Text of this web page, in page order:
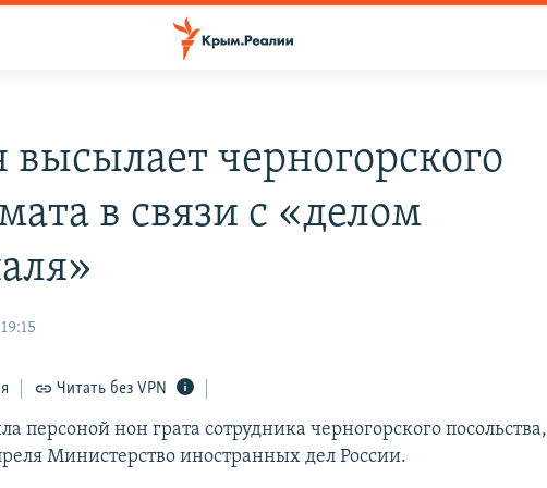
высылает черногорского
в связи с «делом
Читать без VPN
персоной нон грата сотрудника черногорского посольства,
Министерство иностранных дел России.